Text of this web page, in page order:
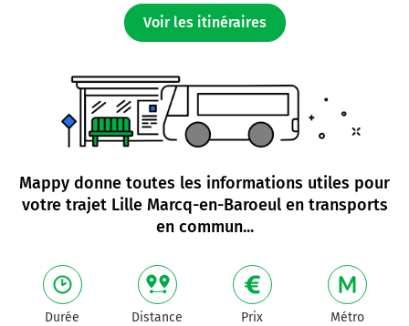
Voir les itinéraires
Mappy donne toutes les informations utiles pour
votre trajet Lille Marcq-en-Baroeul en transports
en commun...
Durée Distance Prix Métro